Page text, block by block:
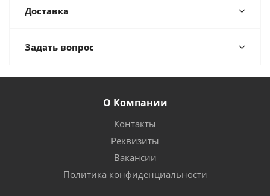
Доставка
Задать вопрос
О Компании
Контакты
Реквизиты
Вакансии
Политика конфиденциальности